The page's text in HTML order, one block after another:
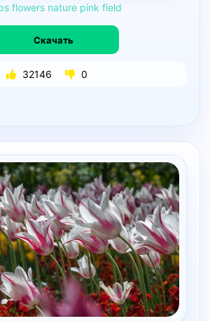
flowers nature pink field
Скачать
32146 0